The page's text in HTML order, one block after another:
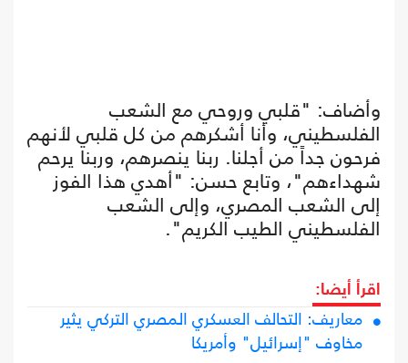
وأضاف: "قلبي وروحي مع الشعب
الفلسطيني، وأنا أشكرهم من كل قلبي لأنهم
فرحون جداً من أجلنا. ربنا ينصرهم، وربنا يرحم
شهداءهم"، وتابع حسن: "أهدي هذا الفوز
إلى الشعب المصري، وإلى الشعب
الفلسطيني الطيب الكريم".
اقرأ أيضا:
معاريف: التحالف العسكري المصري التركي يثير
مخاوف "إسرائيل" وأمريكا